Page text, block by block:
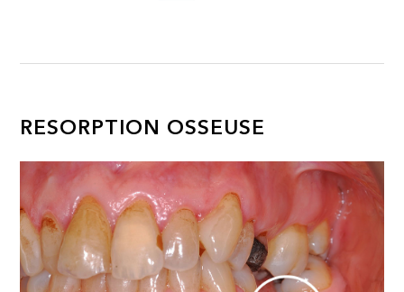
RESORPTION OSSEUSE